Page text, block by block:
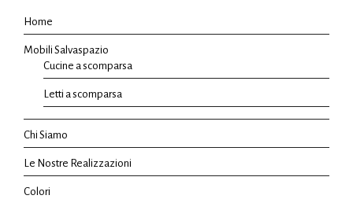
Home
Mobili Salvaspazio
Cucine a scomparsa
Letti a scomparsa
Chi Siamo
Le Nostre Realizzazioni
Colori